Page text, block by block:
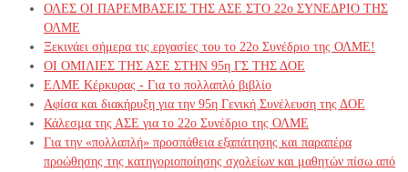
ΟΛΕΣ ΟΙ ΠΑΡΕΜΒΑΣΕΙΣ ΤΗΣ ΑΣΕ ΣΤΟ 22ο ΣΥΝΕΔΡΙΟ ΤΗΣ
ΟΛΜΕ
Ξεκινάει σήμερα τις εργασίες του το 22ο Συνέδριο της ΟΛΜΕ!
ΟΙ ΟΜΙΛΙΕΣ ΤΗΣ ΑΣΕ ΣΤΗΝ 95η ΓΣ ΤΗΣ ΔΟΕ
ΕΛΜΕ Κέρκυρας - Για το πολλαπλό βιβλίο
Αφίσα και διακήρυξη για την 95η Γενική Συνέλευση της ΔΟΕ
Κάλεσμα της ΑΣΕ για το 22ο Συνέδριο της ΟΛΜΕ
Για την «πολλαπλή» προσπάθεια εξαπάτησης και παραπέρα
προώθησης της κατηγοριοποίησης σχολείων και μαθητών πίσω από